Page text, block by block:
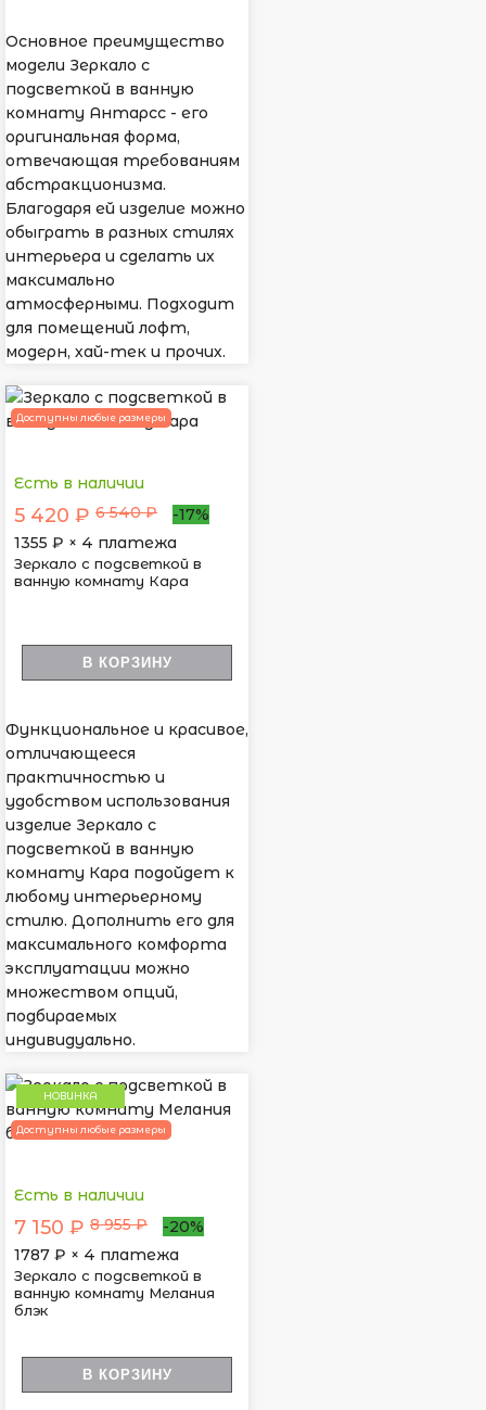
Основное преимущество
модели Зеркало с
подсветкой в ванную
комнату Антарсс - его
оригинальная форма,
отвечающая требованиям
абстракционизма.
Благодаря ей изделие можно
обыграть в разных стилях
интерьера и сделать их
максимально
атмосферными. Подходит
для помещений лофт,
модерн, хай-тек и прочих.
Доступны любые размеры
Есть в наличии
5 420 ₽ 6 540 ₽
-17%
1355 ₽ × 4 платежа
Зеркало с подсветкой в
ванную комнату Кара
В КОРЗИНУ
Функциональное и красивое,
отличающееся
практичностью и
удобством использования
изделие Зеркало с
подсветкой в ванную
комнату Кара подойдет к
любому интерьерному
стилю. Дополнить его для
максимального комфорта
эксплуатации можно
множеством опций,
подбираемых
индивидуально.
НОВИНКА
Доступны любые размеры
Есть в наличии
7 150 ₽ 8 955 ₽
-20%
1787 ₽ × 4 платежа
Зеркало с подсветкой в
ванную комнату Мелания
блэк
В КОРЗИНУ